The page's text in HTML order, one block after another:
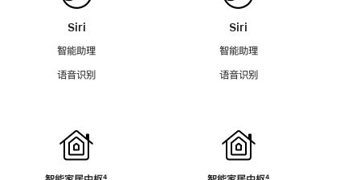
Siri
智能助理
语音识别
Siri
智能助理
语音识别